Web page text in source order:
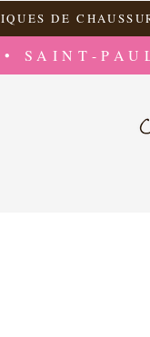
DE
SAINT-